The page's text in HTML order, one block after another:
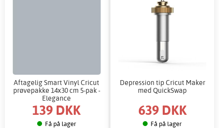
Aftagelig Smart Vinyl Cricut
prøvepakke 14x30 cm 5-pak -
Elegance
139 DKK
Få på lager
Depression tip Cricut Maker
med QuickSwap
639 DKK
Få på lager